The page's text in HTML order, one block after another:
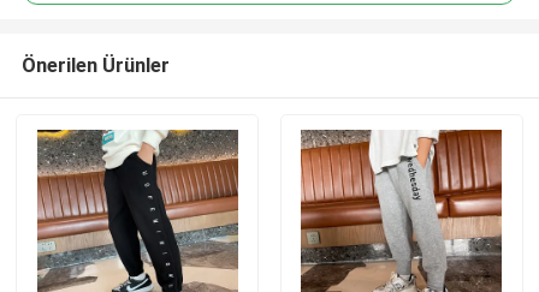
Önerilen Ürünler